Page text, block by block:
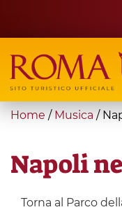
main
content
Search
form
Cerca
You
here
Home / Musica /
Napoli
Torna al Parco